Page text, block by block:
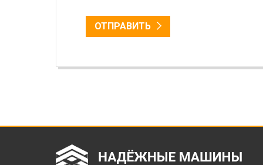
ОТПРАВИТЬ